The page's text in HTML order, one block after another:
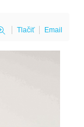
Tlačiť Email